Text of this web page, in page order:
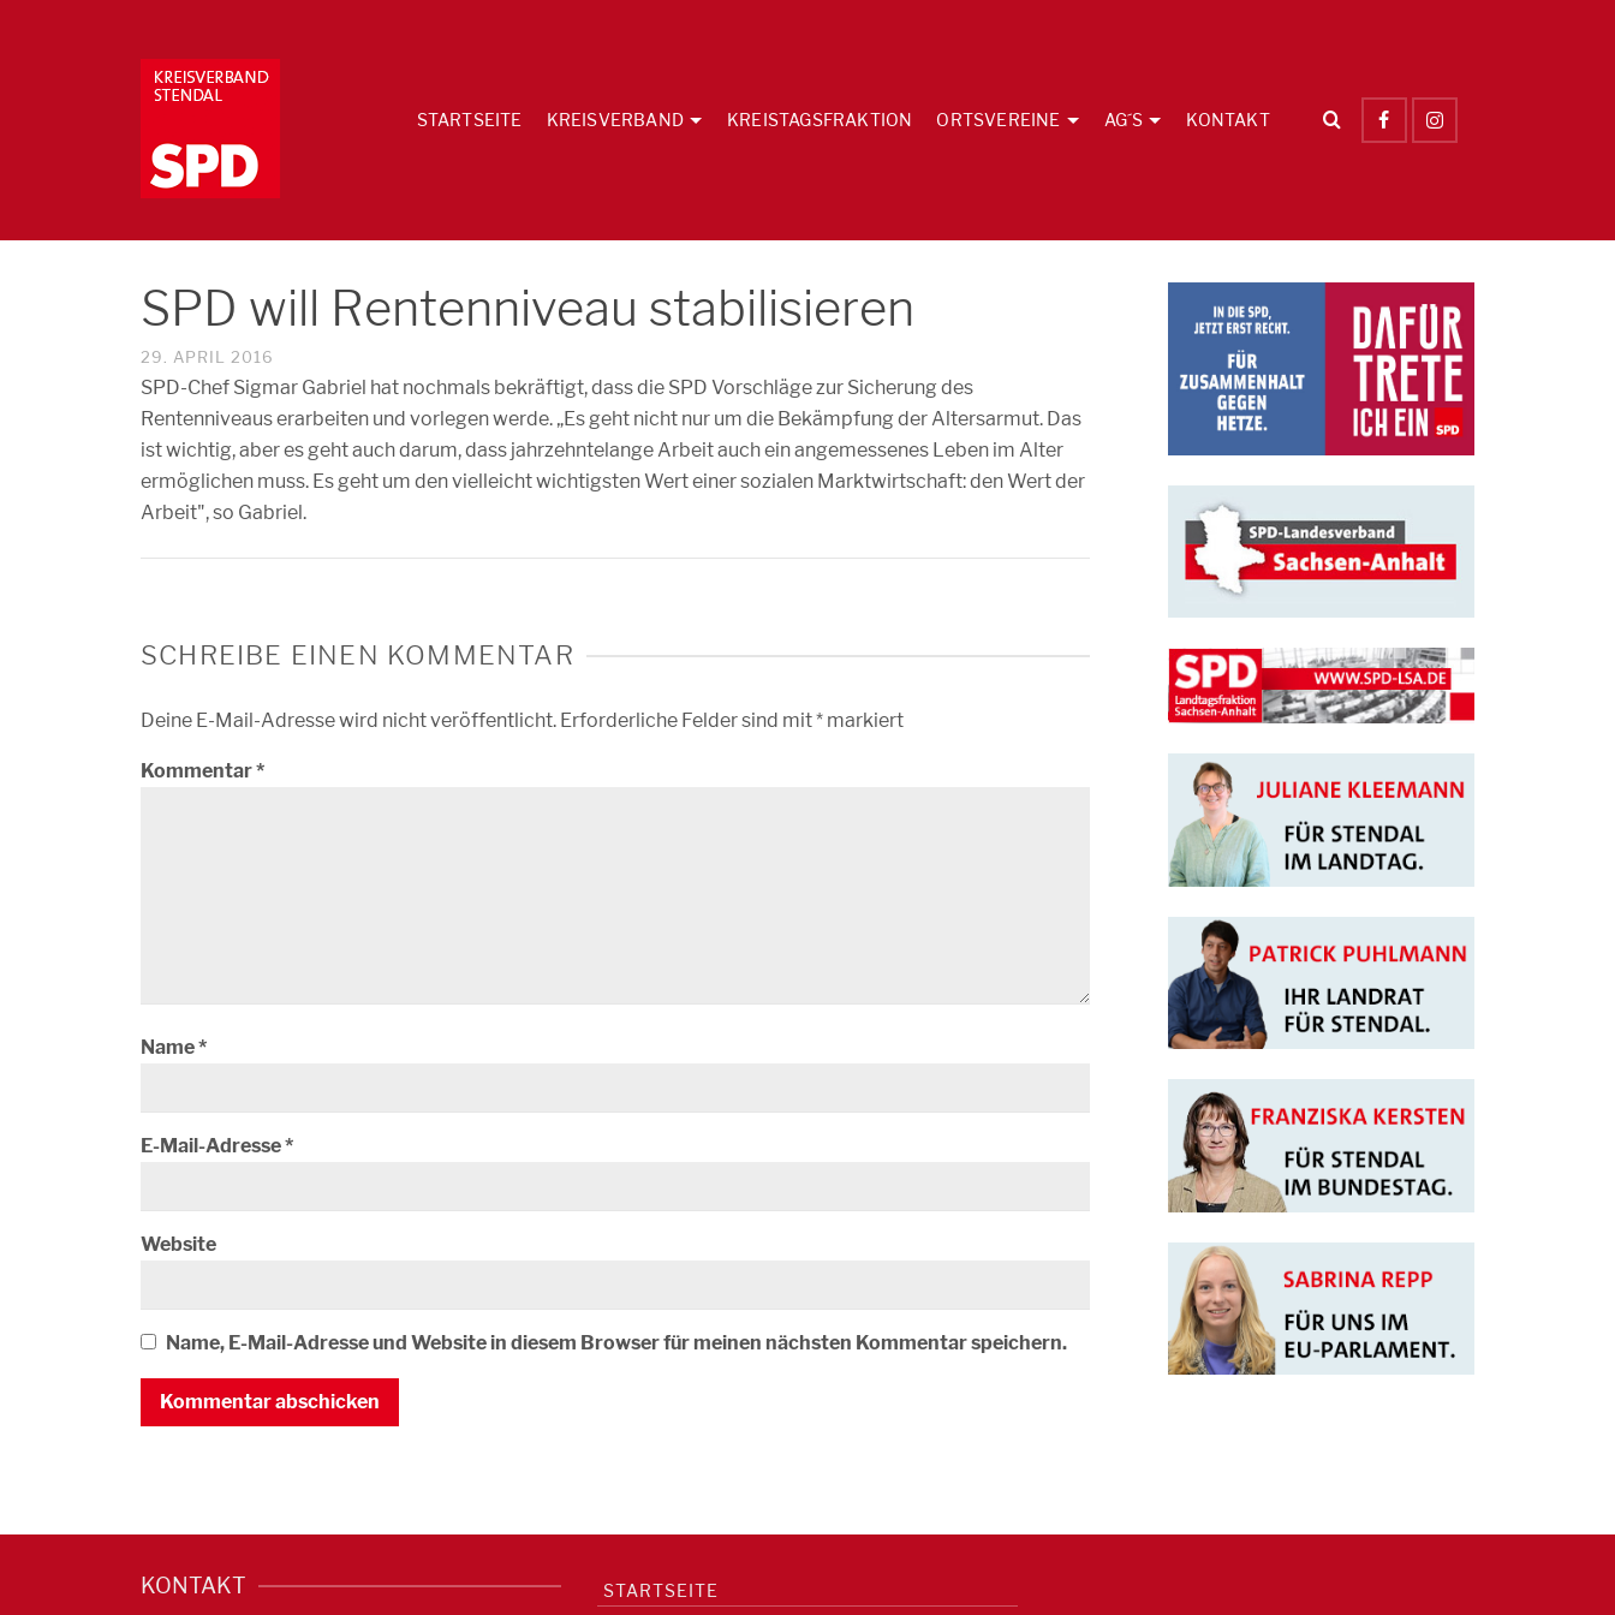
STARTSEITE KREISVERBAND KREISTAGSFRAKTION ORTSVEREINE AG´S KONTAKT
SPD will Rentenniveau stabilisieren
29. APRIL 2016
SPD-Chef Sigmar Gabriel hat nochmals bekräftigt, dass die SPD Vorschläge zur Sicherung des
Rentenniveaus erarbeiten und vorlegen werde. „Es geht nicht nur um die Bekämpfung der Altersarmut. Das
ist wichtig, aber es geht auch darum, dass jahrzehntelange Arbeit auch ein angemessenes Leben im Alter
ermöglichen muss. Es geht um den vielleicht wichtigsten Wert einer sozialen Marktwirtschaft: den Wert der
Arbeit", so Gabriel.
SCHREIBE EINEN KOMMENTAR
Deine E-Mail-Adresse wird nicht veröffentlicht. Erforderliche Felder sind mit* markiert
Kommentar*
Name*
E-Mail-Adresse*
Website
Name, E-Mail-Adresse und Website in diesem Browser für meinen nächsten Kommentar speichern.
KONTAKT STARTSEITE